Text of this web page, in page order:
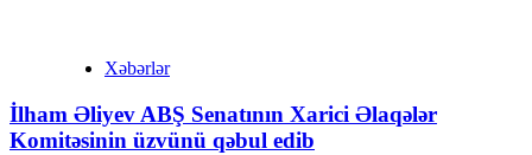
Xəbərlər
İlham Əliyev ABŞ Senatının Xarici Əlaqələr
Komitəsinin üzvünü qəbul edib